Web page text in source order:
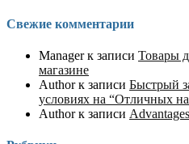
Свежие комментарии
Managerк записи Товары
магазине
Authorк записи Быстрый
условиях на “Отличных
Authorк записи